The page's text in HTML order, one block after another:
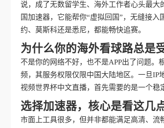
说，成了无数留学生、海外工作者心头最
国加速器，它能帮你“虚拟回国”，无缝接
约、莫斯科还是悉尼，都能畅快追赛。
为什么你的海外看球路总是
不是你的网络不好，也不是APP出了问题
频，其服务权限仅限中国大陆地区。一旦
视频世界杯中文直播，首先需要的是一个稳
选择加速器，核心是看这几
市面上工具很多，但并非都能满足高清、